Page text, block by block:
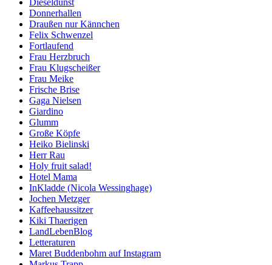
Dieseldunst
Donnerhallen
Draußen nur Kännchen
Felix Schwenzel
Fortlaufend
Frau Herzbruch
Frau Klugscheißer
Frau Meike
Frische Brise
Gaga Nielsen
Giardino
Glumm
Große Köpfe
Heiko Bielinski
Herr Rau
Holy fruit salad!
Hotel Mama
InKladde (Nicola Wessinghage)
Jochen Metzger
Kaffeehaussitzer
Kiki Thaerigen
LandLebenBlog
Letteraturen
Maret Buddenbohm auf Instagram